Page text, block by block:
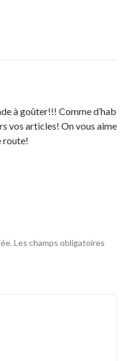
à goûter!!! Comme d’hab
vos articles! On vous aime
route!
Les champs obligatoires